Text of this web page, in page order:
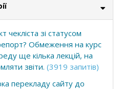
зі статусом
Обмеження на курс
ще кілька лекцій, на
звіти. (3919 запитів)
перекладу сайту до